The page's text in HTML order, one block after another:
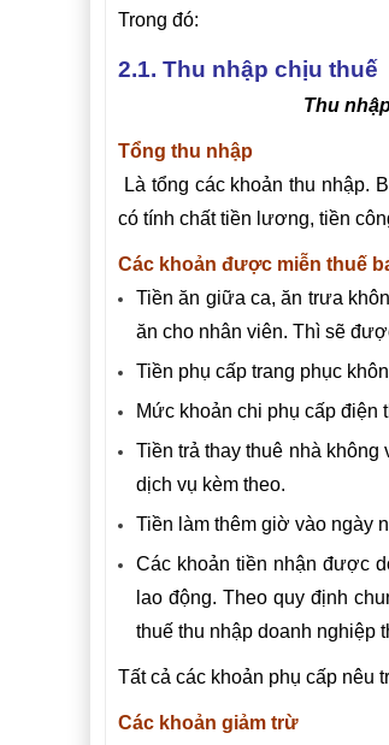
Trong đó:
2.1. Thu nhập chịu thuế
Thu
Tổng thu nhập
Là tổng các khoản thu nhập.
có tính chất tiền lương, tiền
Các khoản được miễn thuế
Tiền ăn giữa ca, ăn trưa
ăn cho nhân viên. Thì sẽ
Tiền phụ cấp trang phục
Mức khoản chi phụ cấp điện
Tiền trả thay thuê nhà
dịch vụ kèm theo.
Tiền làm thêm giờ vào ngày
Các khoản tiền nhận được
lao động. Theo quy định
thuế thu nhập doanh nghiệp
Tất cả các khoản phụ cấp nêu
Các khoản giảm trừ